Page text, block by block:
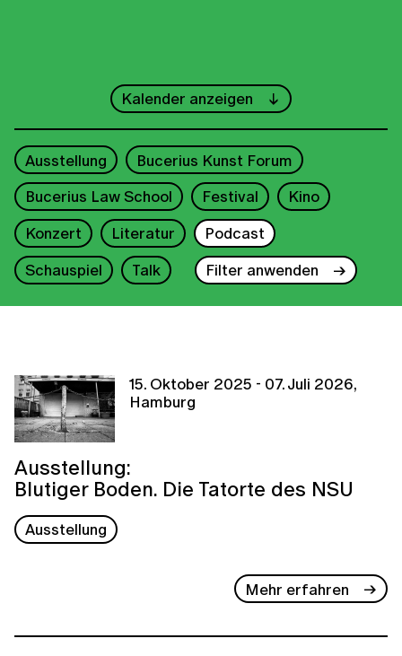
Juni
1 2 3 4 5
8
9 10 11 12 13
15
16 17 18 19
22
23 24 25 26 27
28
29
30
Kalender anzeigen
Ausstellung
Bucerius Kunst Forum
Bucerius Law School
Festival
Kino
Konzert
Literatur
Podcast
Schauspiel
Talk Filter anwenden
15. Oktober 2025 - 07. Juli 2026,
Hamburg
Ausstellung:
Blutiger Boden. Die Tatorte des NSU
Ausstellung
Mehr erfahren